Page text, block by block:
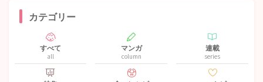
カテゴリー
すべて
all
マンガ
column
連載
series